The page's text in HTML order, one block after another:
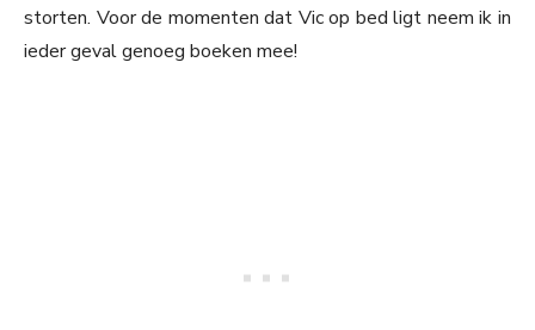
storten. Voor de momenten dat Vic op bed ligt neem ik in
ieder geval genoeg boeken mee!